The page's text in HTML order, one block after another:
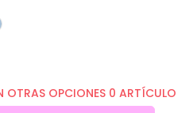
OTRAS OPCIONES 0 ARTÍCULO